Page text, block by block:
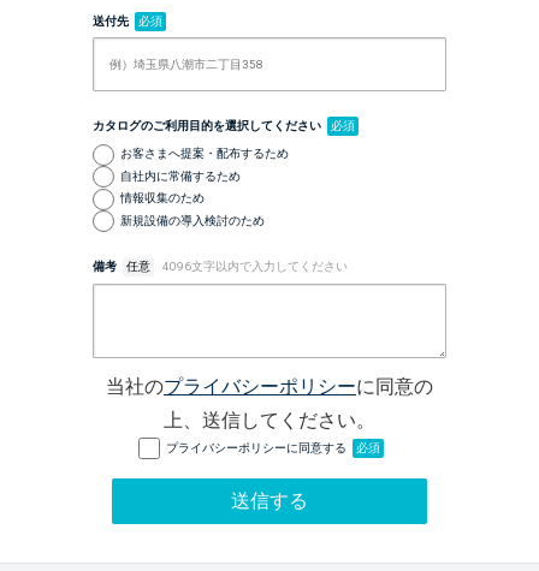
送付先 必須
カタログのご利用目的を選択してください 必須
お客さまへ提案・配布するため
自社内に常備するため
情報収集のため
新規設備の導入検討のため
備考 任意 4096文字以内で入力してください
当社のプライバシーポリシーに同意の
上、送信してください。
プライバシーポリシーに同意する 必須